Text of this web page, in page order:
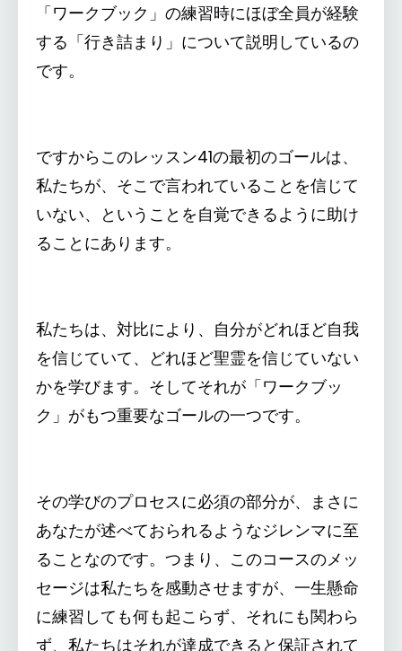
「ワークブック」の練習時にほぼ全員が経験
する「行き詰まり」について説明しているの
です。
ですからこのレッスン41の最初のゴールは、
私たちが、そこで言われていることを信じて
いない、ということを自覚できるように助け
ることにあります。
私たちは、対比により、自分がどれほど自我
を信じていて、どれほど聖霊を信じていない
かを学びます。そしてそれが「ワークブッ
ク」がもつ重要なゴールの一つです。
その学びのプロセスに必須の部分が、まさに
あなたが述べておられるようなジレンマに至
ることなのです。つまり、このコースのメッ
セージは私たちを感動させますが、一生懸命
に練習しても何も起こらず、それにも関わら
ず、私たちはそれが達成できると保証されて